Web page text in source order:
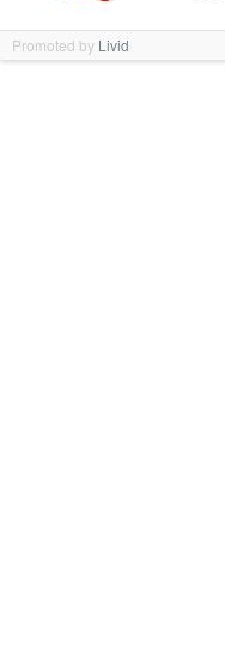
Promoted by Livid